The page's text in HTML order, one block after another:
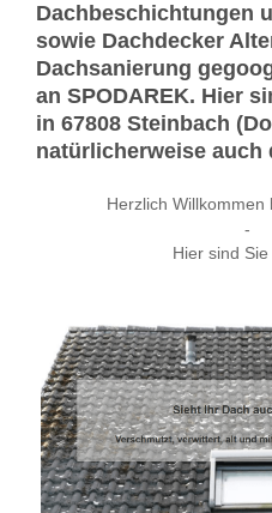
Dachbeschichtungen
sowie Dachdecker
Dachsanierung
an SPODAREK. Hier
in 67808 Steinbach
natürlicherweise auch
Herzlich Willkommen
-
Hier sind